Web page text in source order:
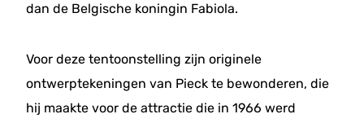
dan de Belgische koningin Fabiola.
Voor deze tentoonstelling zijn originele
ontwerptekeningen van Pieck te bewonderen, die
hij maakte voor de attractie die in 1966 werd